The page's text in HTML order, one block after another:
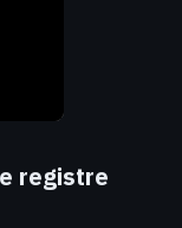
registre